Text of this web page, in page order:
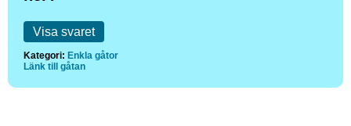
Visa svaret
Kategori: Enkla gåtor
Länk till gåtan